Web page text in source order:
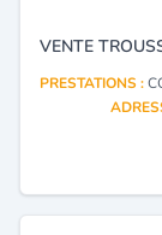
PRESTATIONS :